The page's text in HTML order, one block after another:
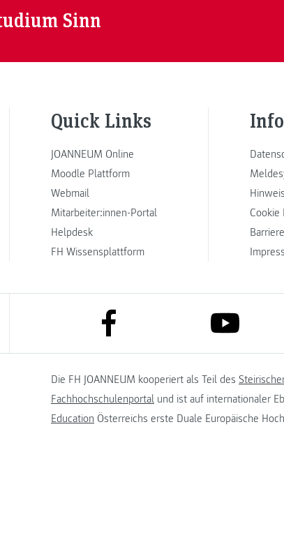
Sinn
Quick Links
JOANNEUM Online
Moodle Plattform
Webmail
Mitarbeiter:innen-Portal
Helpdesk
FH Wissensplattform
Cookie
link to facebook link to
Die FH JOANNEUM kooperiert als Teil des
Fachhochschulenportal und ist auf internationaler
Education Österreichs erste Duale Europäische